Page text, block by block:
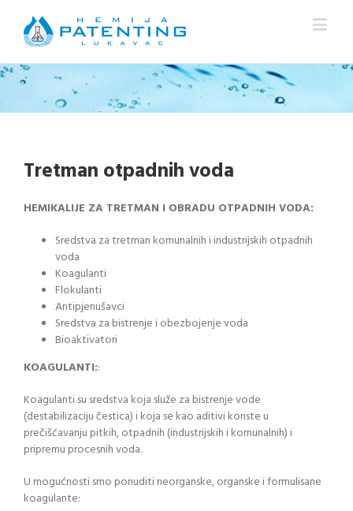
Tretman otpadnih voda
HEMIKALIJE ZA TRETMAN I OBRADU OTPADNIH VODA:
Sredstva za tretman komunalnih i industrijskih otpadnih
voda
Koagulanti
Flokulanti
Antipjenušavci
Sredstva za bistrenje i obezbojenje voda
Bioaktivatori
KOAGULANTI::
Koagulanti su sredstva koja služe za bistrenje vode
(destabilizaciju čestica) i koja se kao aditivi koriste u
prečišćavanju pitkih, otpadnih (industrijskih i komunalnih) i
pripremu procesnih voda.
U mogućnosti smo ponuditi neorganske, organske i formulisane
koagulante: